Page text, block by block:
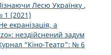
Лесю Українку ,
1 (2021)
екранізація, а
нездійснений задум
“Кіно-Театр”: № 6